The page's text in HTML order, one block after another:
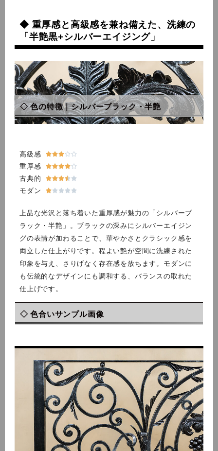
◆ 重厚感と高級感を兼ね備えた、洗練の
「半艶黒+シルバーエイジング」
◇ 色の特徴｜シルバーブラック・半艶
高級感  
重厚感 
古典的  
モダン    
上品な光沢と落ち着いた重厚感が魅力の「シルバーブ
ラック・半艶」。ブラックの深みにシルバーエイジン
グの表情が加わることで、華やかさとクラシック感を
両立した仕上がりです。程よい艶が空間に洗練された
印象を与え、さりげなく存在感を放ちます。モダンに
も伝統的なデザインにも調和する、バランスの取れた
仕上げです。
◇ 色合いサンプル画像